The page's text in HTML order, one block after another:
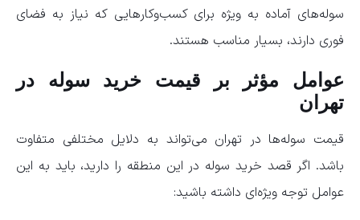
سوله‌های آماده به ویژه برای کسب‌وکارهایی که نیاز به فضای
فوری دارند، بسیار مناسب هستند.
عوامل مؤثر بر قیمت خرید سوله در
تهران
قیمت سوله‌ها در تهران می‌تواند به دلایل مختلفی متفاوت
باشد. اگر قصد خرید سوله در این منطقه را دارید، باید به این
عوامل توجه ویژه‌ای داشته باشید: